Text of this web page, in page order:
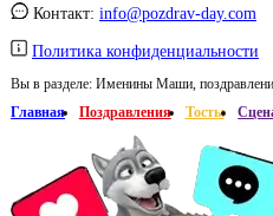
Контакт: info@pozdrav-day.com
Политика конфиденциальности
Вы в разделе: Именины Маши,
Главная
Поздравления Тосты